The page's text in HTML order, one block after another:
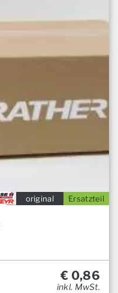
Ersatzteil
original
€ 0,86
inkl. MwSt.